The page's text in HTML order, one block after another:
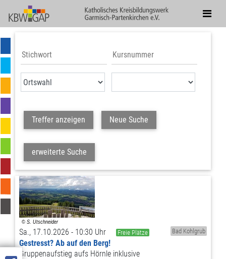
Treffer anzeigen Neue Suche
erweiterte Suche
Sa., 17.10.2026 - 10:30 Uhr Freie Plätze Bad Kohlgrub
Gestresst? Ab auf den Berg!
Gruppenaufstieg aufs Hörnle inklusive